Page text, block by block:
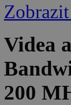
Videa
200